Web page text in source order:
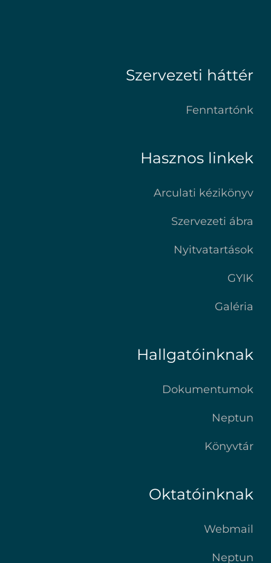
Szervezeti háttér
Fenntartónk
Hasznos linkek
Arculati kézikönyv
Szervezeti ábra
Nyitvatartások
GYIK
Galéria
Hallgatóinknak
Dokumentumok
Neptun
Könyvtár
Oktatóinknak
Webmail
Neptun